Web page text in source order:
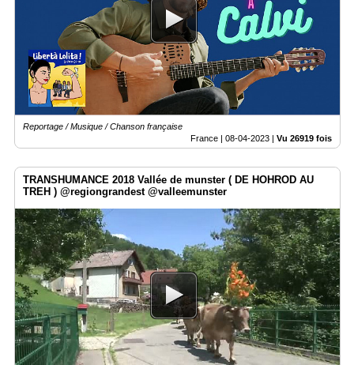
Reportage / Musique / Chanson française
France | 08-04-2023 Vu 26919 fois
TRANSHUMANCE 2018 Vallée de munster ( DE HOHROD AU
TREH ) @regiongrandest @valleemunster